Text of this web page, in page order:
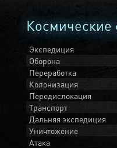
Космические
Экспедиция
Оборона
Переработка
Колонизация
Передислокация
Транспорт
Дальняя экспедиция
Уничтожение
Атака